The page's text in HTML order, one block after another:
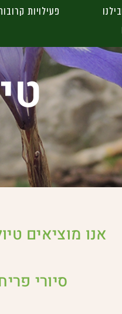
פעילויות
אנו מוציאים
סיורי